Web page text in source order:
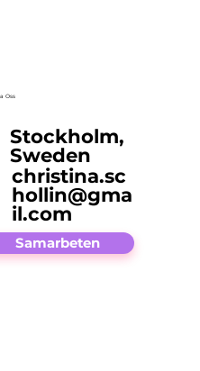
Oss
Stockholm,
Sweden
christina.sc
hollin@gma
il.com
Samarbeten